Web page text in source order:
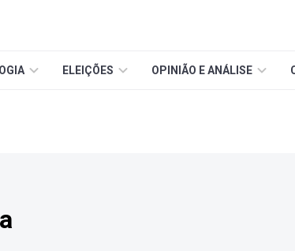
ELEIÇÕES OPINIÃO E ANÁLISE